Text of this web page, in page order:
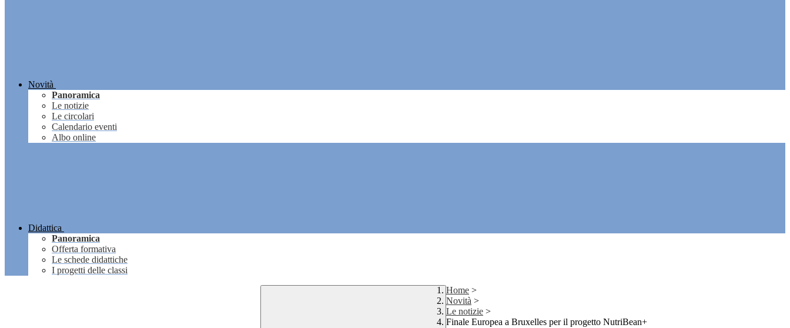
Novità
Panoramica
Le notizie
Le circolari
Calendario eventi
Albo online
Didattica
Panoramica
Offerta formativa
Le schede didattiche
I progetti delle classi
Home >
Novità >
Le notizie >
Finale Europea a Bruxelles per il progetto NutriBean+